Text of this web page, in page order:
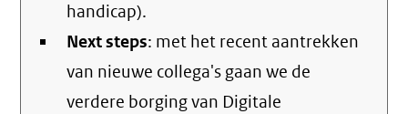
handicap).
Next steps: met het recent aantrekken
van nieuwe collega's gaan we de
verdere borging van Digitale